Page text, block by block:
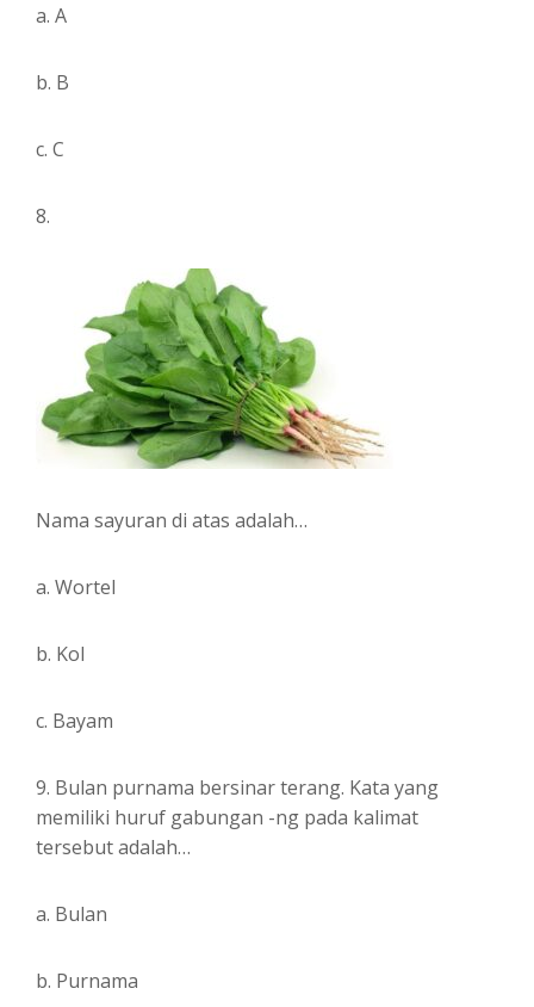
a. A
b. B
c. C
8.
Nama sayuran di atas adalah…
a. Wortel
b. Kol
c. Bayam
9. Bulan purnama bersinar terang. Kata yang
memiliki huruf gabungan -ng pada kalimat
tersebut adalah…
a. Bulan
b. Purnama